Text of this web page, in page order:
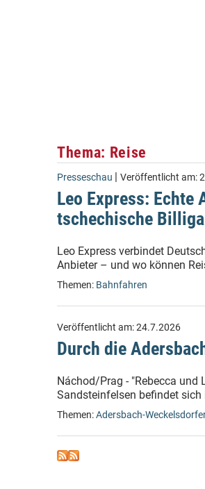
Thema: Reise
Presseschau | Veröffentlicht am:
Leo Express:
tschechische
Leo Express verbindet
Anbieter – und wo können
Themen: Bahnfahren
Veröffentlicht am:24.7.2026
Durch die
Náchod/Prag - "Rebecca und
Sandsteinfelsen befindet sich
Themen:Adersbach-